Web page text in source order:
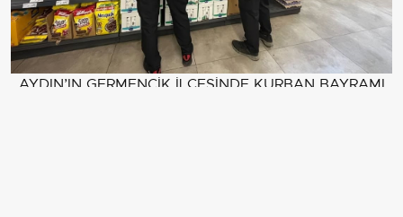
AYDIN’IN GERMENCİK İLÇESİNDE KURBAN BAYRAMI